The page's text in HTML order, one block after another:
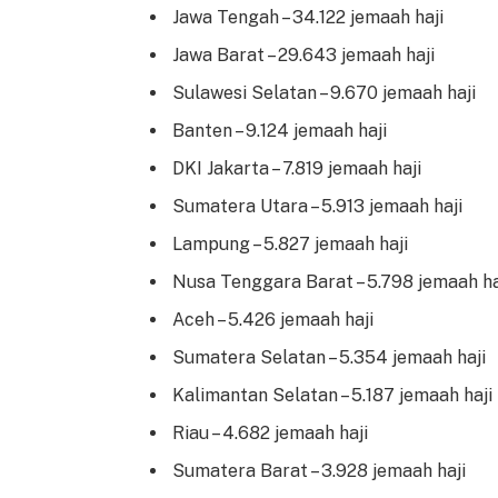
Jawa Tengah – 34.122 jemaah haji
Jawa Barat – 29.643 jemaah haji
Sulawesi Selatan – 9.670 jemaah haji
Banten – 9.124 jemaah haji
DKI Jakarta – 7.819 jemaah haji
Sumatera Utara – 5.913 jemaah haji
Lampung – 5.827 jemaah haji
Nusa Tenggara Barat – 5.798 jemaah
Aceh – 5.426 jemaah haji
Sumatera Selatan – 5.354 jemaah haji
Kalimantan Selatan – 5.187 jemaah haji
Riau – 4.682 jemaah haji
Sumatera Barat – 3.928 jemaah haji